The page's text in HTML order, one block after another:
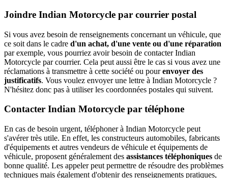
Joindre Indian Motorcycle par courrier postal
Si vous avez besoin de renseignements concernant un véhicule, que
ce soit dans le cadre d'un achat, d'une vente ou d'une réparation
par exemple, vous pourriez avoir besoin de contacter Indian
Motorcycle par courrier. Cela peut aussi être le cas si vous avez une
réclamations à transmettre à cette société ou pourenvoyer des
justificatifs. Vous voulez envoyer une lettre à Indian Motorcycle ?
N'hésitez donc pas à utiliser les coordonnées postales qui suivent.
Contacter Indian Motorcycle par téléphone
En cas de besoin urgent, téléphoner à Indian Motorcycle peut
s'avérer très utile. En effet, les constructeurs automobiles, fabricants
d'équipements et autres vendeurs de véhicule et équipements de
véhicule, proposent généralement des assistances téléphoniques de
bonne qualité. Les appeler peut permettre de résoudre des problèmes
techniques mais également d'obtenir des renseignements pratiques,